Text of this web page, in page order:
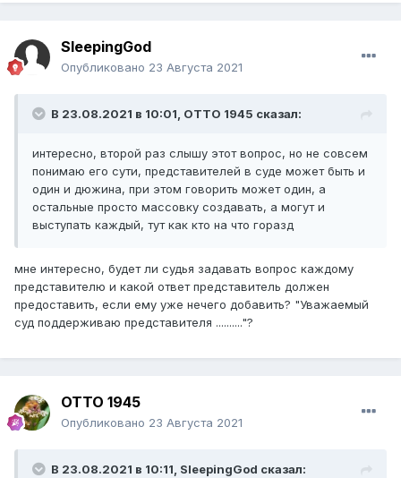
SleepingGod
Опубликовано 23 Августа 2021
В 23.08.2021 в 10:01, ОТТО 1945 сказал:
интересно, второй раз слышу этот вопрос, но не совсем
понимаю его сути, представителей в суде может быть и
один и дюжина, при этом говорить может один, а
остальные просто массовку создавать, а могут и
выступать каждый, тут как кто на что горазд
мне интересно, будет ли судья задавать вопрос каждому
представителю и какой ответ представитель должен
предоставить, если ему уже нечего добавить? "Уважаемый
суд поддерживаю представителя .........."?
ОТТО 1945
Опубликовано 23 Августа 2021
В 23.08.2021 в 10:11, SleepingGod сказал: